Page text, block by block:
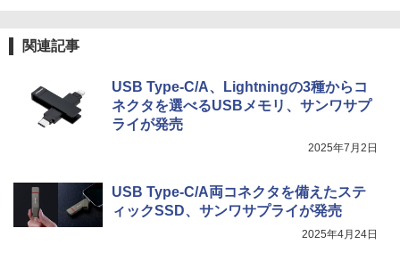
関連記事
USB Type-C/A、Lightningの3種からコ
ネクタを選べるUSBメモリ、サンワサプ
ライが発売
2025年7月2日
USB Type-C/A両コネクタを備えたステ
ィックSSD、サンワサプライが発売
2025年4月24日